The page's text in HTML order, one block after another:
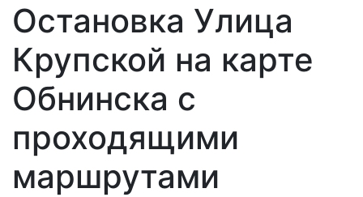
Остановка Улица
Крупской на карте
Обнинска с
проходящими
маршрутами